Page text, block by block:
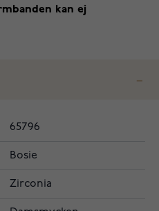
kan ej
65796
Bosie
Zirconia